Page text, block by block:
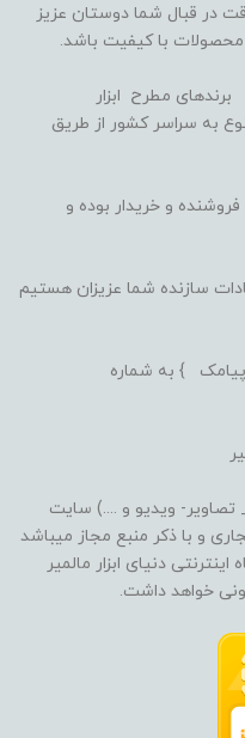
در قبال شما دوستان عزیز
محصولات با کیفیت باشد.
مطرح ابزار
به سراسر کشور از طریق
فروشنده و خریدار بوده و
سازنده شما عزیزان هستیم
} به شماره
تصاویر- ویدیو و ....) سایت
و با ذکر منبع مجاز میباشد
دنیای ابزار مالمیر
خواهد داشت.